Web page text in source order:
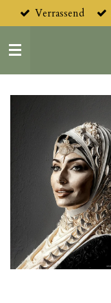
direct
naar
de
hoofdinhoud
Verrassend